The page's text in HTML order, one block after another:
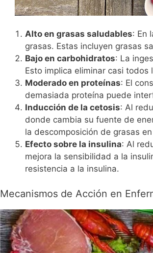
Alto en grasas saludables: En
grasas. Estas incluyen grasas
Bajo en carbohidratos: La
Esto implica eliminar casi
Moderado en proteínas: El
demasiada proteína puede
Inducción de la cetosis: Al
donde cambia su fuente de
la descomposición de grasas
Efecto sobre la insulina: Al
mejora la sensibilidad a la
resistencia a la insulina.
Mecanismos de Acción en